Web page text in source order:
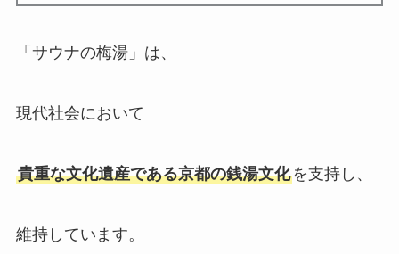
「サウナの梅湯」は、
現代社会において
貴重な文化遺産である京都の銭湯文化を支持し、
維持しています。